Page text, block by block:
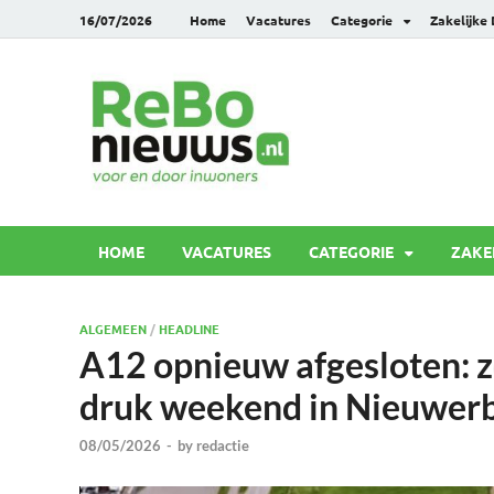
16/07/2026 Home Vacatures Categorie Zakelijke
HOME VACATURES CATEGORIE
ALGEMEEN / HEADLINE
A12 opnieuw afgesloten:
druk weekend in
08/05/2026 - by redactie